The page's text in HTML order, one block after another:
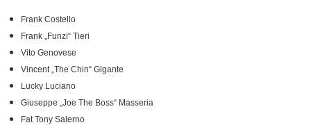
Frank Costello
Frank „Funzi“ Tieri
Vito Genovese
Vincent „The Chin“ Gigante
Lucky Luciano
Giuseppe „Joe The Boss“ Masseria
Fat Tony Salerno